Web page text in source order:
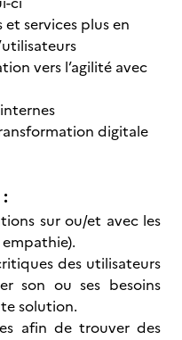
services plus en
vers l’agilité avec
digitale
sur ou/et avec les
des utilisateurs
son ou ses besoins
solution.
afin de trouver des